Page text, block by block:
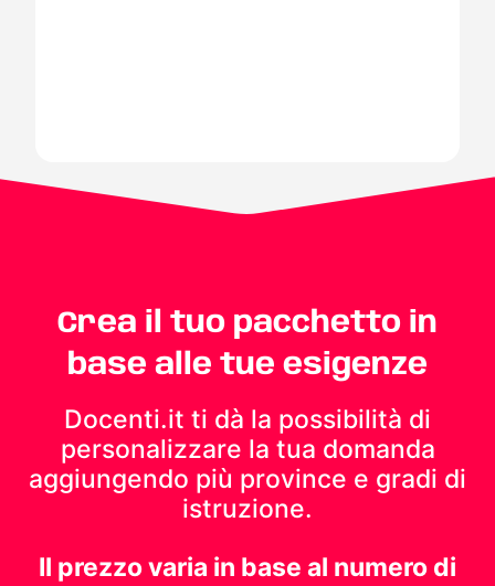
Crea il tuo pacchetto in
base alle tue esigenze
Docenti.it ti dà la possibilità di
personalizzare la tua domanda
aggiungendo più province e gradi di
istruzione.
Il prezzo varia in base al numero di